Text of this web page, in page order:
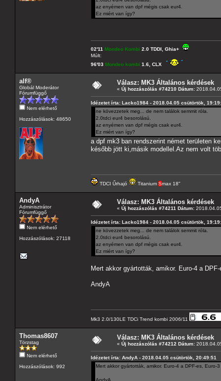
az enyémen van dpf mégis csak eur4.
Ez miért van így?
02'11 Mondeo Kombi 2.0 TDDI, Ghia+
Múlt:
96'03 Mondeo kombi 1.6, CLX
alf®
Globál Moderátor
Fórumfüggő
Nem elérhető
Hozzászólások: 48650
Válasz: MK3 Általános kérdések
« Új hozzászólás #74210 Dátum:
Idézetet írta: Lacko1984 - 2018.04.05 csütörtök,
ne kövezzetek meg... de nem találok semmit róla.
2.0tdci eur4 besorolású.
az enyémen van dpf mégis csak eur4.
Ez miért van így?
a dpf mk3 ban rendszerint német területen
később jött ki,másik modellel.Az nem volt
TDCI Űrhajó Titanium Smax 18"
AndyA
Adminisztrátor
Fórumfüggő
Nem elérhető
Hozzászólások: 27118
Válasz: MK3 Általános kérdések
« Új hozzászólás #74211 Dátum:
Idézetet írta: Lacko1984 - 2018.04.05 csütörtök,
ne kövezzetek meg... de nem találok semmit róla.
2.0tdci eur4 besorolású.
az enyémen van dpf mégis csak eur4.
Ez miért van így?
Mert akkor gyártották, amikor. Euro-4 a
AndyA
Mk3 2.0/130LE TDCi Trend kombi 2006/11
Thomas8607
Törzstag
Nem elérhető
Hozzászólások: 992
Válasz: MK3 Általános kérdések
« Új hozzászólás #74212 Dátum:
Idézetet írta: AndyA - 2018.04.05 csütörtök, 20:49:51
Mert akkor gyártották, amikor. Euro-4 a DPF-es, Euro-
AndyA